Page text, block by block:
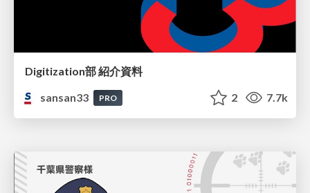
Digitization部 紹介資料
sansan33
PRO 2 7.7k